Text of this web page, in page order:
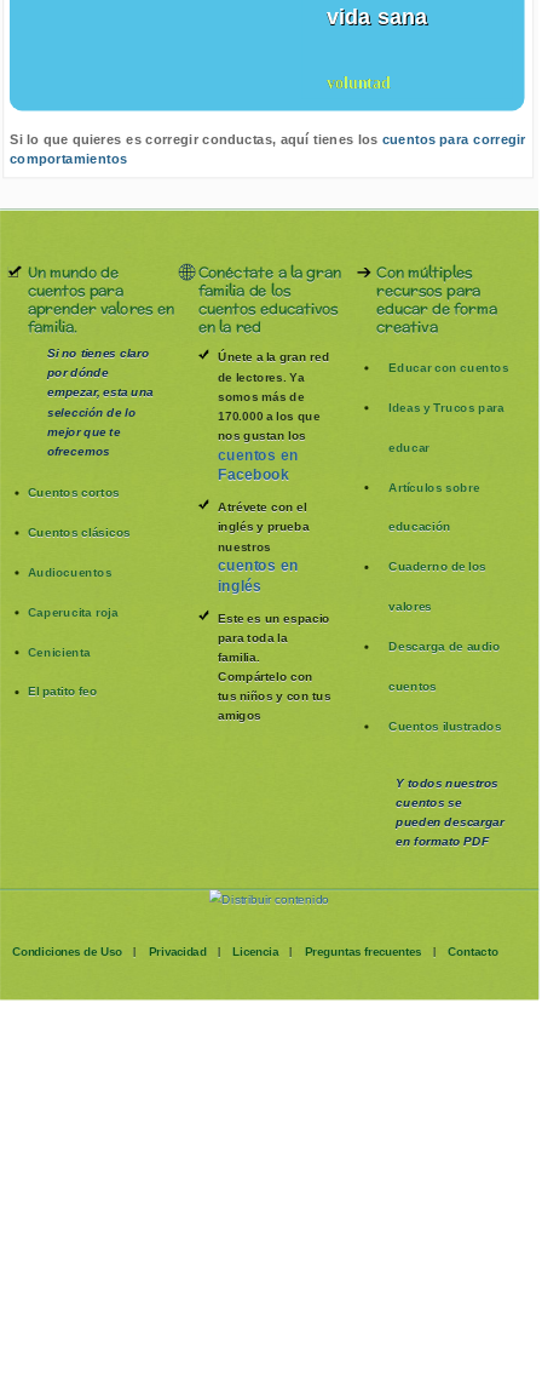
vida sana
voluntad
Si lo que quieres es corregir conductas, aquí tienes los cuentos para corregir
comportamientos
Un mundo de
cuentos para
aprender valores en
familia.
Si no tienes claro
por dónde
empezar, esta una
selección de lo
mejor que te
ofrecemos
Cuentos cortos
Cuentos clásicos
Audiocuentos
Caperucita roja
Cenicienta
El patito feo
Conéctate a la gran
familia de los
cuentos educativos
en la red
Únete a la gran red
de lectores. Ya
somos más de
170.000 a los que
nos gustan los
cuentos en
Facebook
Atrévete con el
inglés y prueba
nuestros
cuentos en
inglés
Este es un espacio
para toda la
familia.
Compártelo con
tus niños y con tus
amigos
Con múltiples
recursos para
educar de forma
creativa
Educar con cuentos
Ideas y Trucos para
educar
Artículos sobre
educación
Cuaderno de los
valores
Descarga de audio
cuentos
Cuentos ilustrados
Y todos nuestros
cuentos se
puedendescargar
en formato PDF
Condiciones de Uso | Privacidad | Licencia | Preguntas frecuentes | Contacto